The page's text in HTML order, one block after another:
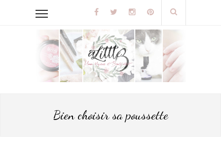
Bien choisir sa poussette